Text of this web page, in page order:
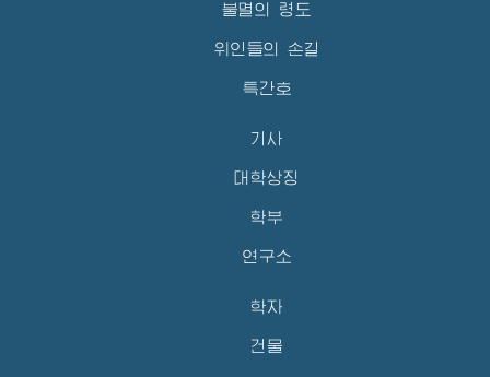
불멸의 령도
위인들의 손길
특간호
기사
대학상징
학부
연구소
학자
건물